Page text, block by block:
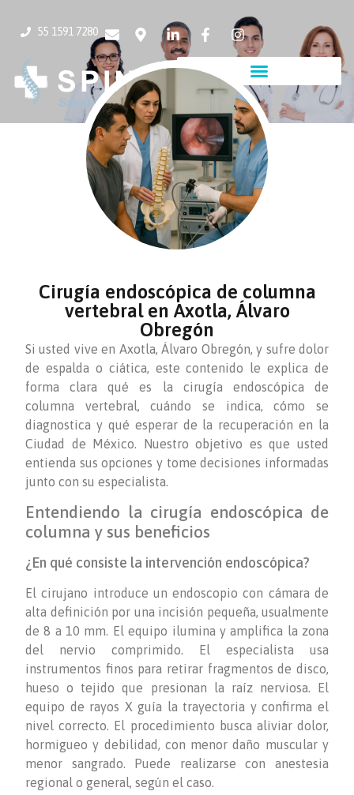
55 1591 7280
Cirugía endoscópica de columna
vertebral en Axotla, Álvaro
Obregón
Si usted vive en Axotla, Álvaro Obregón, y sufre dolor
de espalda o ciática, este contenido le explica de
forma clara qué es la cirugía endoscópica de
columna vertebral, cuándo se indica, cómo se
diagnostica y qué esperar de la recuperación en la
Ciudad de México. Nuestro objetivo es que usted
entienda sus opciones y tome decisiones informadas
junto con su especialista.
Entendiendo la cirugía endoscópica de
columna y sus beneficios
¿En qué consiste la intervención endoscópica?
El cirujano introduce un endoscopio con cámara de
alta definición por una incisión pequeña, usualmente
de 8 a 10 mm. El equipo ilumina y amplifica la zona
del nervio comprimido. El especialista usa
instrumentos finos para retirar fragmentos de disco,
hueso o tejido que presionan la raíz nerviosa. El
equipo de rayos X guía la trayectoria y confirma el
nivel correcto. El procedimiento busca aliviar dolor,
hormigueo y debilidad, con menor daño muscular y
menor sangrado. Puede realizarse con anestesia
regional o general, según el caso.